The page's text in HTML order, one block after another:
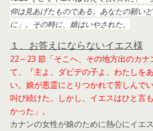
仰は見あげたものである。あなたの願い
に」。その時に、娘はいやされた。
１、お答えにならないイエス様
22～23 節「そこへ、その地方出のカナ
て、『主よ、ダビデの子よ、わたしを
い。娘が悪霊にとりつかれて苦しんで
叫び続けた。しかし、イエスはひと言
かった」。
カナンの女性が娘のために熱心にイエ